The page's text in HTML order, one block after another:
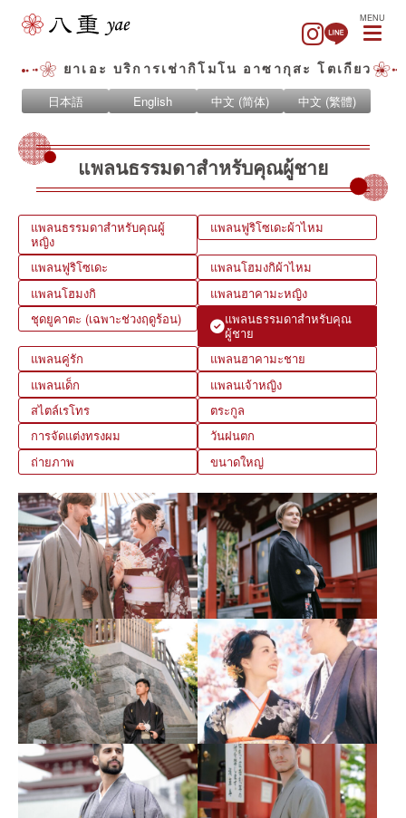
ยาเอะ บริการเช่ากิโมโน อาซากุสะ โตเกียว
日本語 English 中文 (简体) 中文 (繁體)
MENU
แพลนธรรมดาสำหรับคุณผู้ชาย
แพลนธรรมดาสำหรับคุณผู้
หญิง
แพลนฟูริโซเดะผ้าไหม
แพลนฟูริโซเดะ
แพลนโฮมงกิผ้าไหม
แพลนโฮมงกิ
แพลนฮาคามะหญิง
ชุดยูคาตะ (เฉพาะช่วงฤดูร้อน)
แพลนธรรมดาสำหรับคุณ
ผู้ชาย
แพลนคู่รัก
แพลนฮาคามะชาย
แพลนเด็ก
แพลนเจ้าหญิง
สไตล์เรโทร
ตระกูล
การจัดแต่งทรงผม
วันฝนตก
ถ่ายภาพ
ขนาดใหญ่